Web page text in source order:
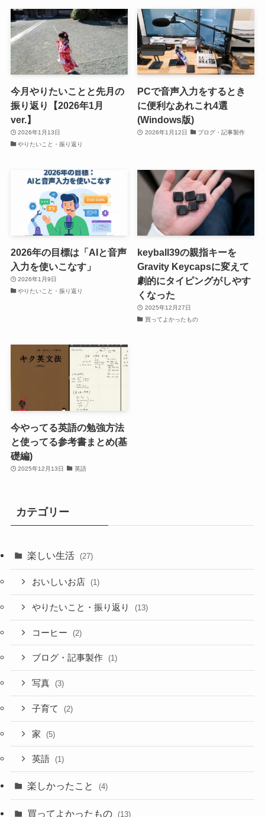
今月やりたいことと先月の
振り返り【2026年1月
ver.】
2026年1月13日
やりたいこと・振り返り
PCで音声入力をするとき
に便利なあれこれ4選
(Windows版)
2026年1月12日 ブログ・記事製作
2026年の目標は「AIと音声
入力を使いこなす」
2026年1月9日
やりたいこと・振り返り
keyball39の親指キーを
Gravity Keycapsに変えて
劇的にタイピングがしやす
くなった
2025年12月27日
買ってよかったもの
今やってる英語の勉強方法
と使ってる参考書まとめ(基
礎編)
2025年12月13日 英語
カテゴリー
楽しい生活 (27)
おいしいお店 (1)
やりたいこと・振り返り (13)
コーヒー (2)
ブログ・記事製作 (1)
写真 (3)
子育て (2)
家 (5)
英語 (1)
楽しかったこと (4)
買ってよかったもの (13)